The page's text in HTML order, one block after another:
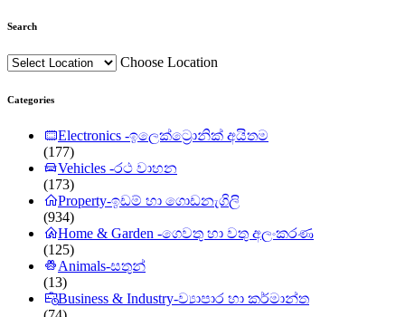
Search
Choose Location
Categories
Electronics -ඉලෙක්ට්‍රොනික් අයිතම
(177)
Vehicles -රථ වාහන
(173)
Property-ඉඩම් හා ගොඩනැගිලි
(934)
Home & Garden -ගෙවතු හා වතු අලංකරණ
(125)
Animals-සතුන්
(13)
Business & Industry-ව්‍යාපාර හා කර්මාන්ත